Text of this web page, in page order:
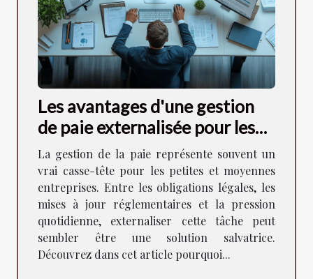
Les avantages d'une gestion
de paie externalisée pour les
PME
La gestion de la paie représente souvent un
vrai casse-tête pour les petites et moyennes
entreprises. Entre les obligations légales, les
mises à jour réglementaires et la pression
quotidienne, externaliser cette tâche peut
sembler être une solution salvatrice.
Découvrez dans cet article pourquoi...